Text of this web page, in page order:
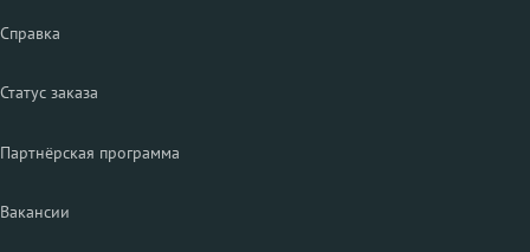
Справка
Статус заказа
Партнёрская программа
Вакансии